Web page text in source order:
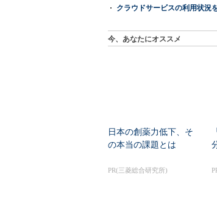
クラウドサービスの利用状況
今、あなたにオススメ
日本の創薬力低下、そ
の本当の課題とは
PR(三菱総合研究所)